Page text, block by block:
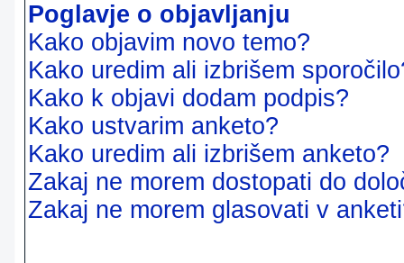
Poglavje o objavljanju
Kako objavim novo temo?
Kako uredim ali izbrišem
Kako k objavi dodam podpis?
Kako ustvarim anketo?
Kako uredim ali izbrišem anketo?
Zakaj ne morem dostopati do
Zakaj ne morem glasovati v